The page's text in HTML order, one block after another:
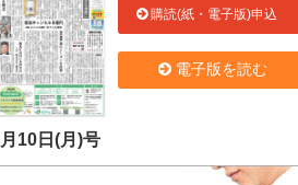
10日(月)号
購読(紙・電子版)申込
電子版を読む